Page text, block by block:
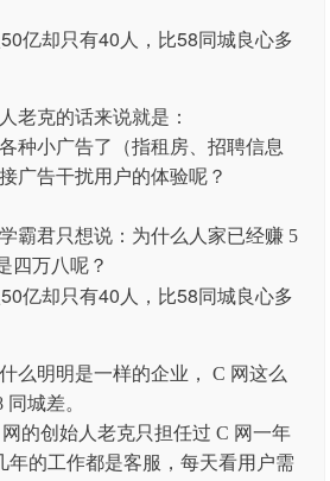
老克的话来说就是：
种小广告了（指租房、招聘信息
广告干扰用户的体验呢？
霸君只想说：为什么人家已经赚 5
四万八呢？
么明明是一样的企业， C 网这么
城差。
的创始人老克只担任过 C 网一年
年的工作都是客服，每天看用户需